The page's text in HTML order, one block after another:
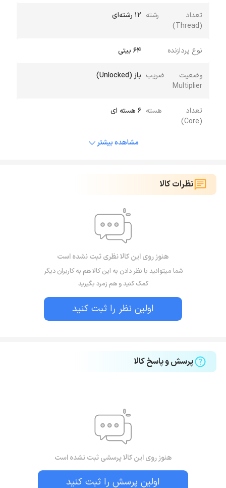
تعداد رشته
(Thread)
12 رشته‌ای
نوع پردازنده 64 بیتی
وضعیت ضریب
Multiplier
باز (Unlocked)
تعداد هسته
(Core)
6 هسته ای
مشاهده بیشتر
نظرات کالا
هنوز روی این کالا نظری ثبت نشده است
شما میتوانید با نظر دادن به این کالا هم به کاربران دیگر
کمک کنید و هم زمرد بگیرید
اولین نظر را ثبت کنید
پرسش و پاسخ کالا
هنوز روی این کالا پرسشی ثبت نشده است
اولین پرسش را ثبت کنید